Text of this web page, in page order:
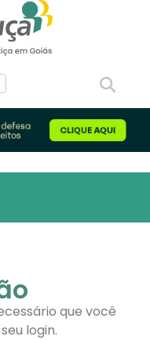
que você
login.